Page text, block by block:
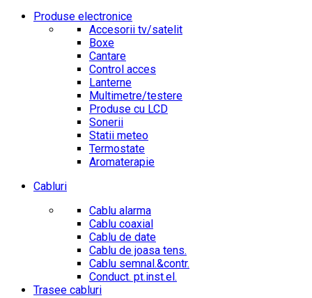
Produse electronice
Accesorii tv/satelit
Boxe
Cantare
Control acces
Lanterne
Multimetre/testere
Produse cu LCD
Sonerii
Statii meteo
Termostate
Aromaterapie
Cabluri
Cablu alarma
Cablu coaxial
Cablu de date
Cablu de joasa tens.
Cablu semnal.&contr.
Conduct. pt.inst.el.
Trasee cabluri